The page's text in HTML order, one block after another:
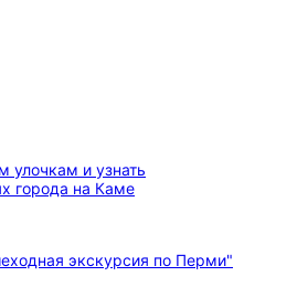
улочкам и узнать
города на Каме